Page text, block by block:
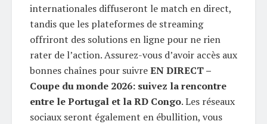
internationales diffuseront le match en direct,
tandis que les plateformes de streaming
offriront des solutions en ligne pour ne rien
rater de l’action. Assurez-vous d’avoir accès aux
bonnes chaînes pour suivreEN DIRECT –
Coupe du monde 2026: suivez la rencontre
entre le Portugal et la RD Congo. Les réseaux
sociaux seront également en ébullition, vous